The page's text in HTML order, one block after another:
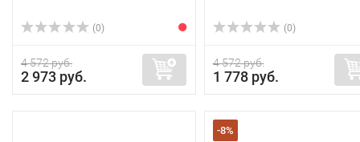
(0)
4 572 руб.
2 973 руб.
(0)
4 572 руб.
1 778 руб.
-8%